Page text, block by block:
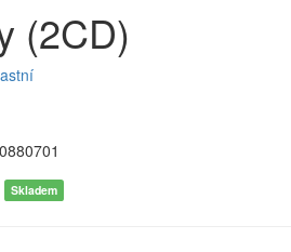
(2CD)
Skladem